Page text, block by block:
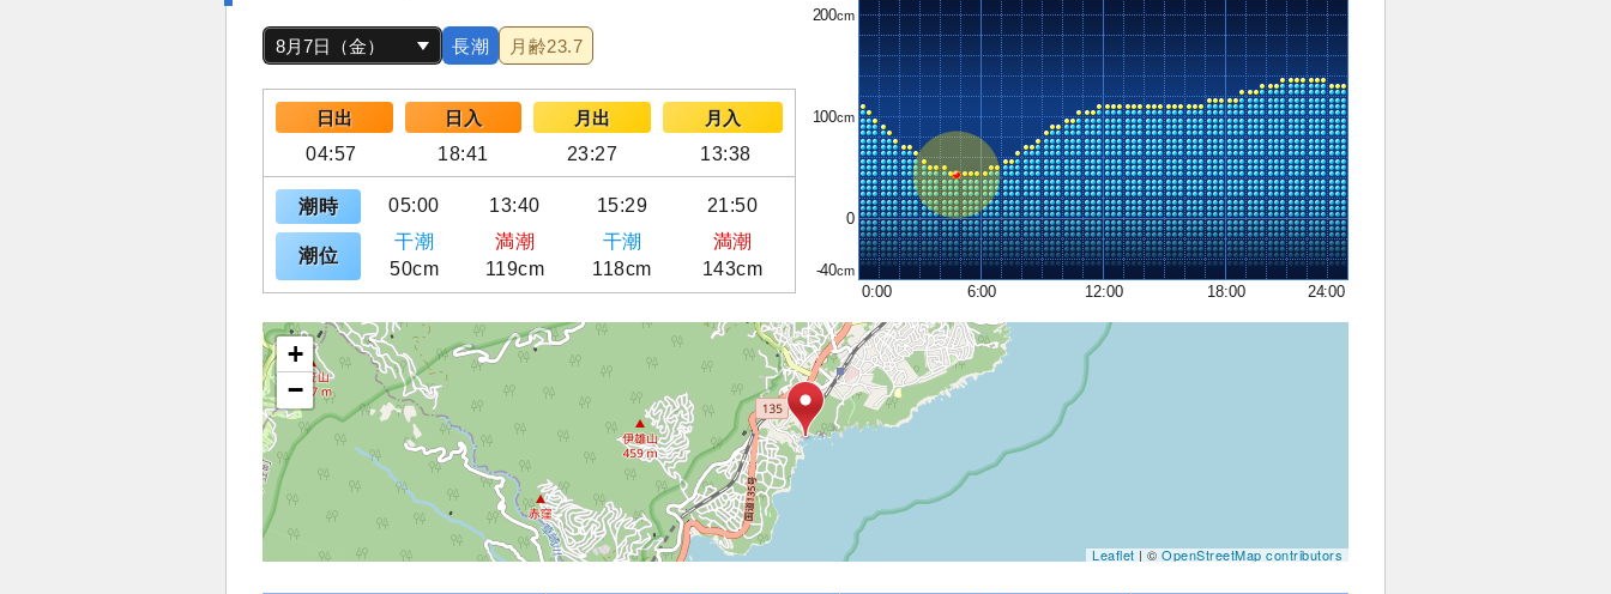
長潮 月齢23.7
日出 日入 月出
月入
04:57
18:41 23:27 13:38
潮時 05:00 13:40 15:29 21:50
潮位
干潮 満潮 干潮
満潮
50cm
119cm 118cm 143cm
200
100
0
-40
0:00
6:00 12:00 18:00 24:00
+
−
Leaflet| ©OpenStreetMap contributors